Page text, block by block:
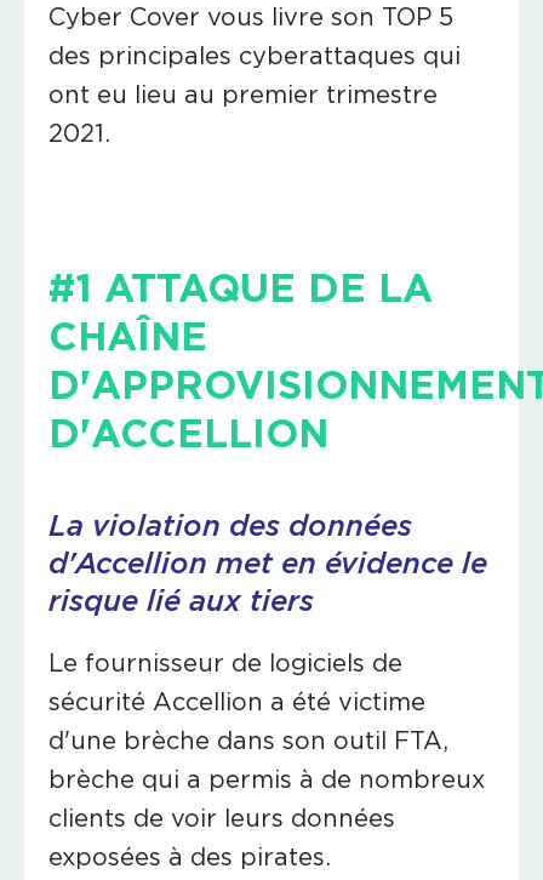
Cyber Cover vous livre son TOP 5
des principales cyberattaques qui
ont eu lieu au premier trimestre
2021.
#1 ATTAQUE DE LA
CHAÎNE
D'ACCELLION
La violation des données
d'Accellion met en évidence le
risque lié aux tiers
Le fournisseur de logiciels de
sécurité Accellion a été victime
d'une brèche dans son outil FTA,
brèche qui a permis à de nombreux
clients de voir leurs données
exposées à des pirates.